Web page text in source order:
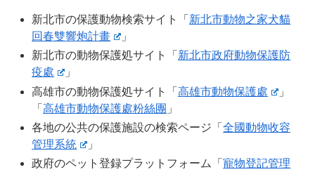
新北市の保護動物検索サイト「 新北市動物之家犬貓
回春雙響炮計畫
」
新北市の動物保護処サイト「 新北市政府動物保護防
疫處
」
高雄市の動物保護処サイト「高雄市動物保護處
」
「高雄市動物保護處粉絲團 」
各地の公共の保護施設の検索ページ「全國動物收容
管理系統
」
政府のペット登録プラットフォーム「寵物登記管理